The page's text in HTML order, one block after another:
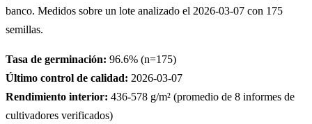
banco. Medidos sobre un lote analizado el 2026-03-07 con 175
semillas.
Tasa de germinación: 96.6% (n=175)
Último control de calidad: 2026-03-07
Rendimiento interior: 436-578 g/m² (promedio de 8 informes de
cultivadores verificados)